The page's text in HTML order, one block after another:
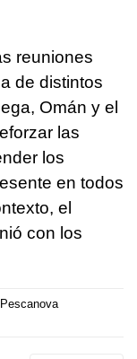
reuniones
de distintos
Omán y el
las
los
en todos
el
con los
Pescanova